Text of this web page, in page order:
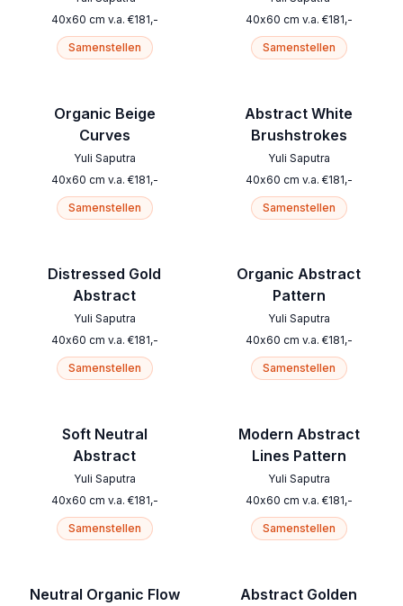
40x60 cm v.a. €181,-
Samenstellen
Organic Beige
Curves
Yuli Saputra
40x60 cm v.a. €181,-
Samenstellen
Distressed Gold
Abstract
Yuli Saputra
40x60 cm v.a. €181,-
Samenstellen
Soft Neutral
Abstract
Yuli Saputra
40x60 cm v.a. €181,-
Samenstellen
Neutral Organic Flow
40x60 cm v.a. €181,-
Samenstellen
Abstract White
Brushstrokes
Yuli Saputra
40x60 cm v.a. €181,-
Samenstellen
Organic Abstract
Pattern
Yuli Saputra
40x60 cm v.a. €181,-
Samenstellen
Modern Abstract
Lines Pattern
Yuli Saputra
40x60 cm v.a. €181,-
Samenstellen
Abstract Golden